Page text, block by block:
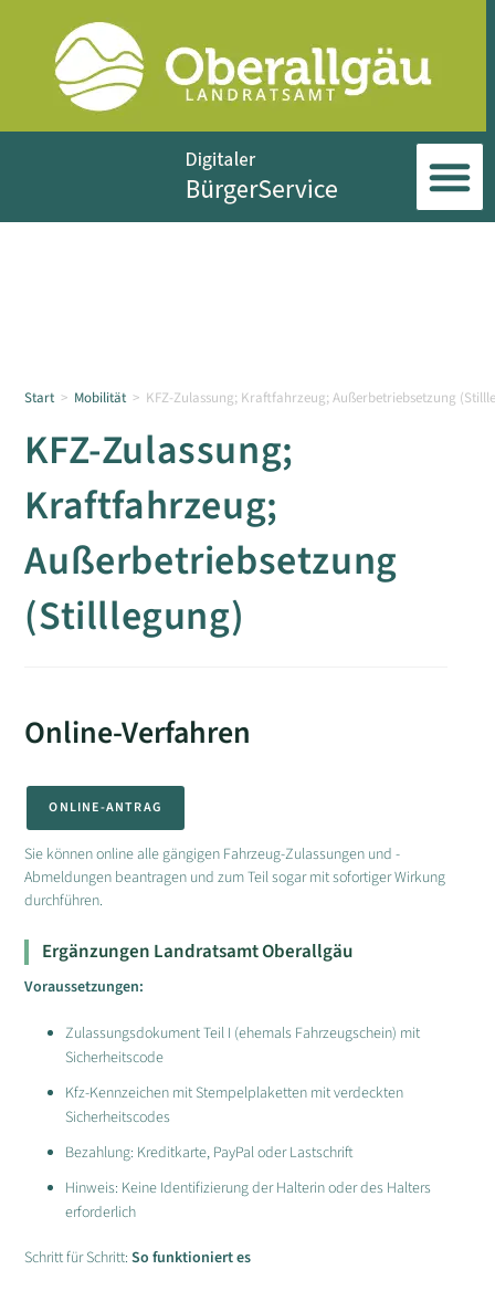
Start > Mobilität > KFZ-Zulassung; Kraftfahrzeug; Außerbetriebsetzung
KFZ-Zulassung;
Kraftfahrzeug;
Außerbetriebsetzung
(Stilllegung)
Online-Verfahren
ONLINE-ANTRAG
Sie können online alle gängigen Fahrzeug-Zulassungen und -
Abmeldungen beantragen und zum Teil sogar mit sofortiger Wirkung
durchführen.
Ergänzungen Landratsamt Oberallgäu
Voraussetzungen:
Zulassungsdokument Teil I (ehemals Fahrzeugschein) mit
Sicherheitscode
Kfz-Kennzeichen mit Stempelplaketten mit verdeckten
Sicherheitscodes
Bezahlung: Kreditkarte, PayPal oder Lastschrift
Hinweis: Keine Identifizierung der Halterin oder des Halters
erforderlich
Schritt für Schritt:So funktioniert es